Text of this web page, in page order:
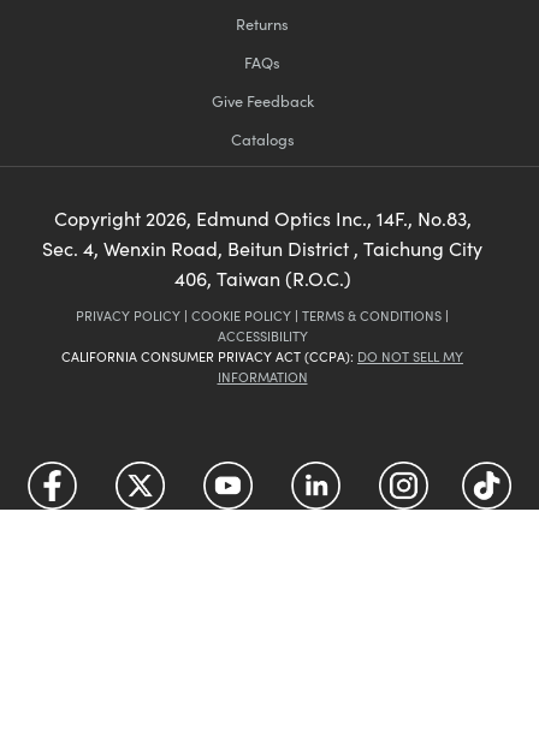
Returns
FAQs
Give Feedback
Catalogs
Copyright 2026, Edmund Optics Inc., 14F., No.83,
Sec. 4, Wenxin Road, Beitun District , Taichung City
406, Taiwan (R.O.C.)
PRIVACY POLICY | COOKIE POLICY | TERMS & CONDITIONS |
ACCESSIBILITY
CALIFORNIA CONSUMER PRIVACY ACT (CCPA): DO NOT SELL MY
INFORMATION